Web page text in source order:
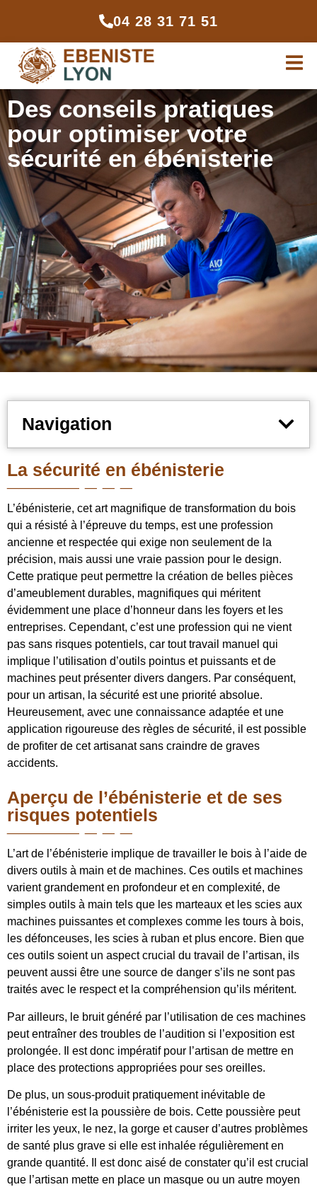
04 28 31 71 51
Des conseils pratiques
pour optimiser votre
sécurité en ébénisterie
Navigation
La sécurité en ébénisterie
L’ébénisterie, cet art magnifique de transformation du bois
qui a résisté à l’épreuve du temps, est une profession
ancienne et respectée qui exige non seulement de la
précision, mais aussi une vraie passion pour le design.
Cette pratique peut permettre la création de belles pièces
d’ameublement durables, magnifiques qui méritent
évidemment une place d’honneur dans les foyers et les
entreprises. Cependant, c’est une profession qui ne vient
pas sans risques potentiels, car tout travail manuel qui
implique l’utilisation d’outils pointus et puissants et de
machines peut présenter divers dangers. Par conséquent,
pour un artisan, la sécurité est une priorité absolue.
Heureusement, avec une connaissance adaptée et une
application rigoureuse des règles de sécurité, il est possible
de profiter de cet artisanat sans craindre de graves
accidents.
Aperçu de l’ébénisterie et de ses
risques potentiels
L’art de l’ébénisterie implique de travailler le bois à l’aide de
divers outils à main et de machines. Ces outils et machines
varient grandement en profondeur et en complexité, de
simples outils à main tels que les marteaux et les scies aux
machines puissantes et complexes comme les tours à bois,
les défonceuses, les scies à ruban et plus encore. Bien que
ces outils soient un aspect crucial du travail de l’artisan, ils
peuvent aussi être une source de danger s’ils ne sont pas
traités avec le respect et la compréhension qu’ils méritent.
Par ailleurs, le bruit généré par l’utilisation de ces machines
peut entraîner des troubles de l’audition si l’exposition est
prolongée. Il est donc impératif pour l’artisan de mettre en
place des protections appropriées pour ses oreilles.
De plus, un sous-produit pratiquement inévitable de
l’ébénisterie est la poussière de bois. Cette poussière peut
irriter les yeux, le nez, la gorge et causer d’autres problèmes
de santé plus grave si elle est inhalée régulièrement en
grande quantité. Il est donc aisé de constater qu’il est crucial
que l’artisan mette en place un masque ou un autre moyen